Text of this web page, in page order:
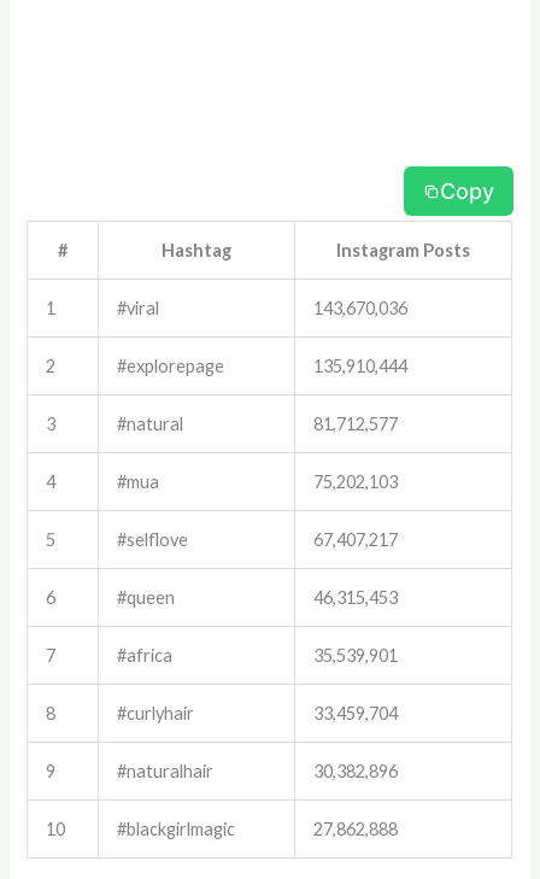
Copy
# Hashtag Instagram Posts
1 #viral 143,670,036
2 #explorepage 135,910,444
3 #natural 81,712,577
4 #mua 75,202,103
5 #selflove 67,407,217
6 #queen 46,315,453
7 #africa 35,539,901
8 #curlyhair 33,459,704
9 #naturalhair 30,382,896
10 #blackgirlmagic 27,862,888